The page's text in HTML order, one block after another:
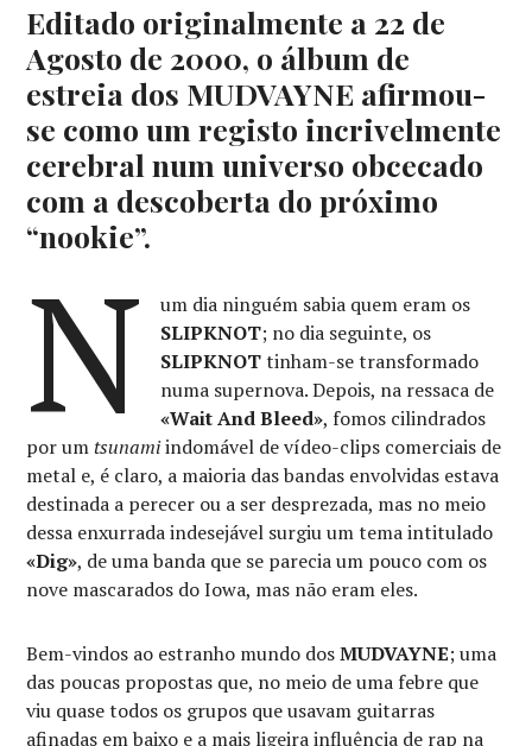
Editado originalmente a 22 de
Agosto de 2000, o álbum de
estreia dos MUDVAYNE afirmou-
se como um registo incrivelmente
cerebral num universo obcecado
com a descoberta do próximo
“nookie”.
N
um dia ninguém sabia quem eram os
SLIPKNOT; no dia seguinte, os
SLIPKNOTtinham-se transformado
numa supernova. Depois, na ressaca de
«Wait And Bleed», fomos cilindrados
por umtsunamiindomável de vídeo-clips comerciais de
metal e, é claro, a maioria das bandas envolvidas estava
destinada a perecer ou a ser desprezada, mas no meio
dessa enxurrada indesejável surgiu um tema intitulado
«Dig», de uma banda que se parecia um pouco com os
nove mascarados do Iowa, mas não eram eles.
Bem-vindos ao estranho mundo dosMUDVAYNE; uma
das poucas propostas que, no meio de uma febre que
viu quase todos os grupos que usavam guitarras
afinadas em baixo e a mais ligeira influência de rap na